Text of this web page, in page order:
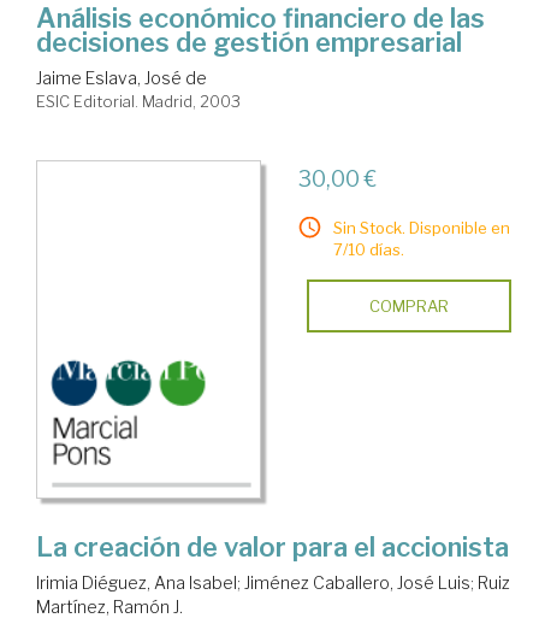
Análisis económico financiero de las
decisiones de gestión empresarial
Jaime Eslava, José de
ESIC Editorial. Madrid, 2003
30,00 €
Sin Stock. Disponible en
7/10 días.
COMPRAR
La creación de valor para el accionista
Irimia Diéguez, Ana Isabel; Jiménez Caballero, José Luis; Ruiz
Martínez, Ramón J.